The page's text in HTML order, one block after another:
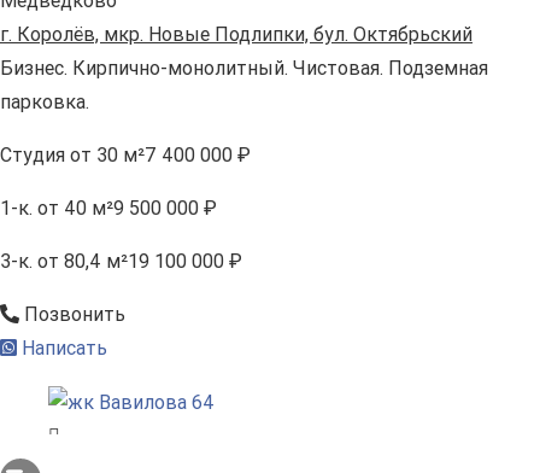
г. Королёв, мкр. Новые Подлипки, бул. Октябрьский
Бизнес. Кирпично-монолитный. Чистовая. Подземная
парковка.
Студия от 30 м²7 400 000 ₽
1-к. от 40 м²9 500 000 ₽
3-к. от 80,4 м²19 100 000 ₽
Позвонить
Написать